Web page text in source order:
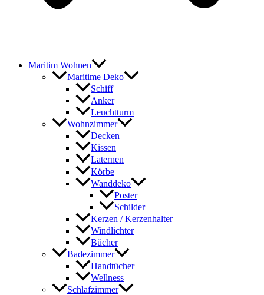
Maritim Wohnen
Maritime Deko
Schiff
Anker
Leuchtturm
Wohnzimmer
Decken
Kissen
Laternen
Körbe
Wanddeko
Poster
Schilder
Kerzen / Kerzenhalter
Windlichter
Bücher
Badezimmer
Handtücher
Wellness
Schlafzimmer